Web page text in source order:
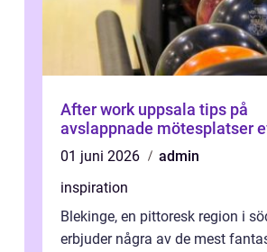
After work uppsala tips på
avslappnade mötesplatser
01 juni 2026
admin
inspiration
Blekinge, en pittoresk region i
erbjuder några av de mest